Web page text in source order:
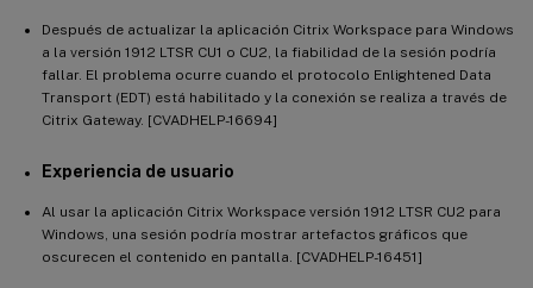
Después de actualizar la aplicación Citrix Workspace para Windows
a la versión 1912 LTSR CU1 o CU2, la fiabilidad de la sesión podría
fallar. El problema ocurre cuando el protocolo Enlightened Data
Transport (EDT) está habilitado y la conexión se realiza a través de
Citrix Gateway. [CVADHELP-16694]
Experiencia de usuario
Al usar la aplicación Citrix Workspace versión 1912 LTSR CU2 para
Windows, una sesión podría mostrar artefactos gráficos que
oscurecen el contenido en pantalla. [CVADHELP-16451]